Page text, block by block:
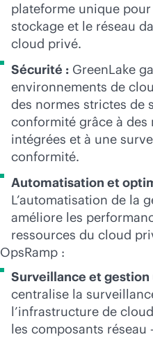
plateforme unique
stockage et le réseau
cloud privé.
Sécurité : GreenLake
environnements de
des normes strictes de
conformité grâce à des
intégrées et à une
conformité.
Automatisation et
L’automatisation de la
améliore les
ressources du cloud
OpsRamp :
Surveillance et gestion
centralise la
l’infrastructure de
les composants réseau